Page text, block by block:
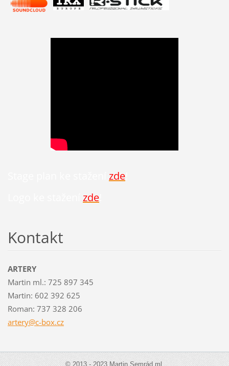
zde!
zde!
Kontakt
ARTERY
Martin ml.: 725 897 345
Martin: 602 392 625
Roman: 737 328 206
artery@c-box.cz
© 2013 - 2023 Martin Semrád ml.